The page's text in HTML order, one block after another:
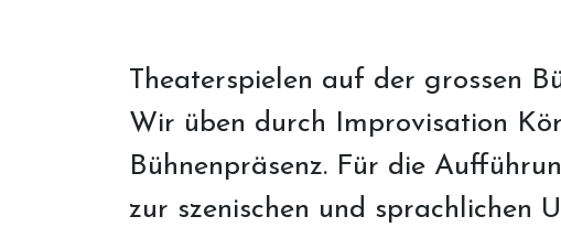
Theaterspielen auf der grossen
Wir üben durch Improvisation
Bühnenpräsenz. Für die
zur szenischen und sprachlichen